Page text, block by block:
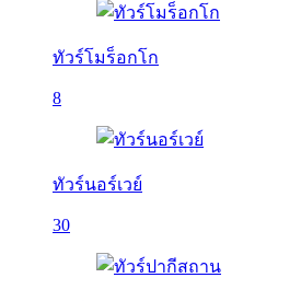
ทัวร์โมร็อกโก
8
ทัวร์นอร์เวย์
30